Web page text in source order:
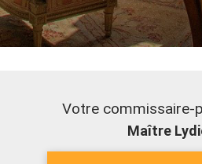
Votre commissaire-
Maître